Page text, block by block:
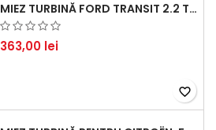
MIEZ TURBINĂ FORD TRANSIT 2.2 TDCI (2007-2016)
363,00 lei
favorite_border